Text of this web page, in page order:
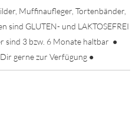
Muffinaufleger, Tortenbänder,
sind GLUTEN- und LAKTOSEFREI
sind 3 bzw. 6 Monate haltbar ●
gerne zur Verfügung ●